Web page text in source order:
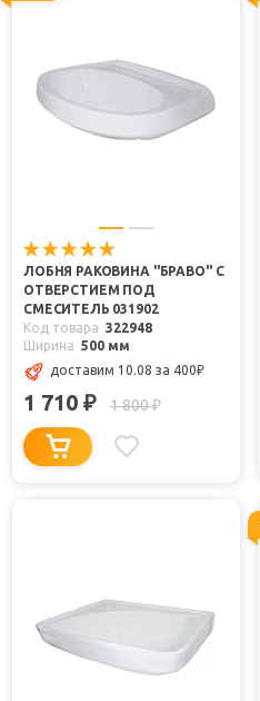
ЛОБНЯ РАКОВИНА "БРАВО" С
ОТВЕРСТИЕМ ПОД
СМЕСИТЕЛЬ 031902
Код товара 322948
Ширина 500 мм
доставим 10.08 за 400₽
1 710 ₽ 1 800₽